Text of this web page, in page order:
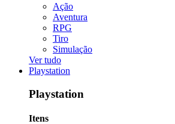
Ação
Aventura
RPG
Tiro
Simulação
Ver tudo
Playstation
Playstation
Itens